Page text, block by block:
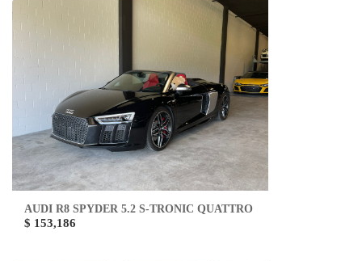
AUDI R8 SPYDER 5.2 S-TRONIC QUATTRO
$ 153,186